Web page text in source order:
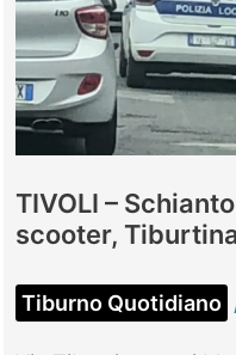
degli
anziani
TIVOLI –
scooter,
Tiburno Quotidiano